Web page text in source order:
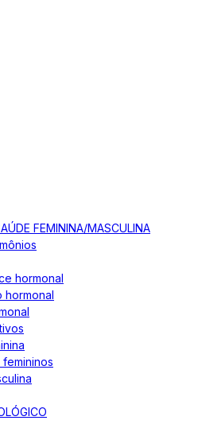
FEMININA/MASCULINA
hormonal
hormonal